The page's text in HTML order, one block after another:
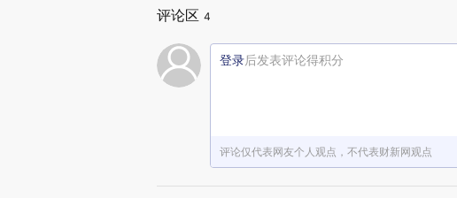
评论区 4
登录后发表评论得积分
评论仅代表网友个人观点，不代表财新网观点